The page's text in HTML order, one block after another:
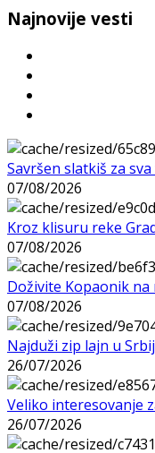
Najnovije vesti
Savršen slatkiš za
07/08/2026
Kroz klisuru reke
07/08/2026
Doživite Kopaonik
07/08/2026
Najduži zip lajn u
26/07/2026
Veliko interesovanje
26/07/2026